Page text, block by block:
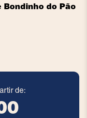
Bondinho do Pão
de: